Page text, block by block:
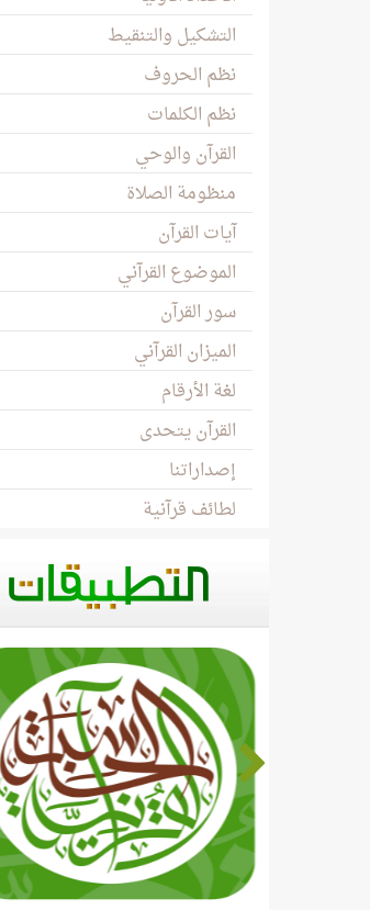
التشكيل والتنقيط
نظم الحروف
نظم الكلمات
القرآن والوحي
منظومة الصلاة
آيات القرآن
الموضوع القرآني
سور القرآن
الميزان القرآني
لغة الأرقام
القرآن يتحدى
إصداراتنا
لطائف قرآنية